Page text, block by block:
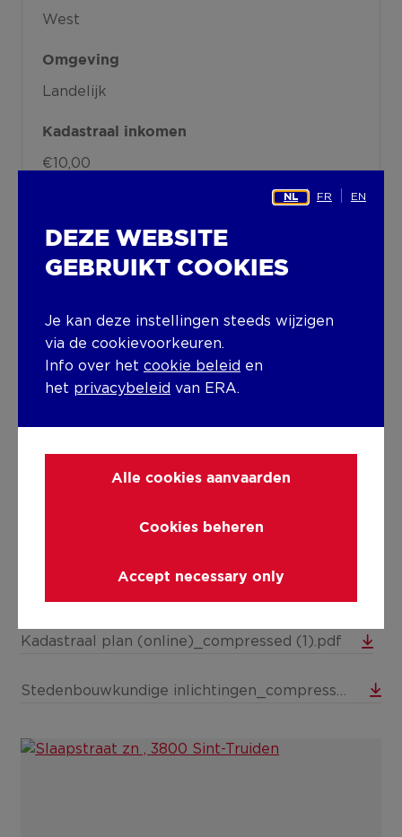
West
Omgeving
Landelijk
Kadastraal inkomen
€10,00
Lift aanwezig
Nee
Technische en juridische informatie
Kadastraal plan (online)_compressed (1).pdf
NL FR EN
DEZE WEBSITE
GEBRUIKT COOKIES
Je kan deze instellingen steeds wijzigen
via de cookievoorkeuren.
Info over het cookie beleid en
het privacybeleid van ERA.
Alle cookies aanvaarden
Cookies beheren
Accept necessary only